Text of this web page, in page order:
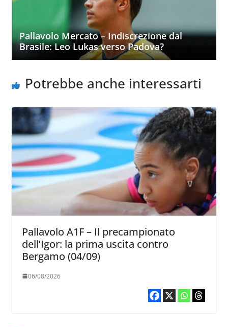
Pallavolo Mercato – Indiscrezione dal
Brasile: Leo Lukas verso Padova?
Potrebbe anche interessarti
Pallavolo A1F – Il precampionato
dell’Igor: la prima uscita contro
Bergamo (04/09)
06/08/2026